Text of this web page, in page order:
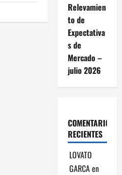
Relevamien
to de
Expectativa
s de
Mercado –
julio 2026
COMENTARIOS
RECIENTES
LOVATO
GARCAen